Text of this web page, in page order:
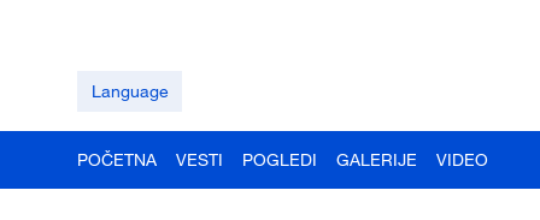
Language
POČETNA VESTI POGLEDI GALERIJE VIDEO